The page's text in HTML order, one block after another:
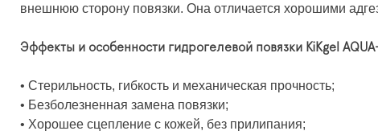
внешнюю сторону повязки. Она отличается хорошими
Эффекты и особенности гидрогелевой повязки KiKgеl
• Стерильность, гибкость и механическая прочность;
• Безболезненная замена повязки;
• Хорошее сцепление с кожей, без прилипания;